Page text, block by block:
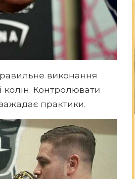
виконання
Контролювати
практики.